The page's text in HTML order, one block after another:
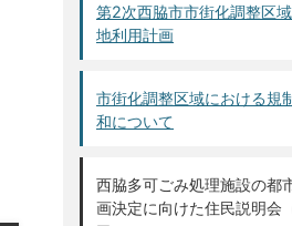
第2次西脇市市街化調整区
地利用計画
市街化調整区域における規
和について
西脇多可ごみ処理施設の都
画決定に向けた住民説明会